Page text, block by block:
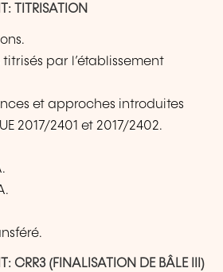
TITRISATION
par l’établissement
et approches introduites
2017/2401 et 2017/2402.
CRR3 (FINALISATION DE BÂLE III)